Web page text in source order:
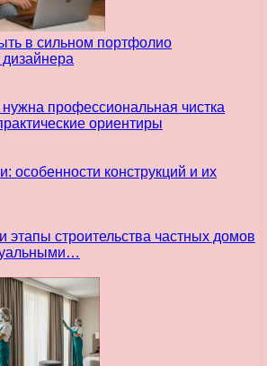
в сильном портфолио
нужна профессиональная чистка
ориентиры
особенности конструкций и их
этапы строительства частных домов